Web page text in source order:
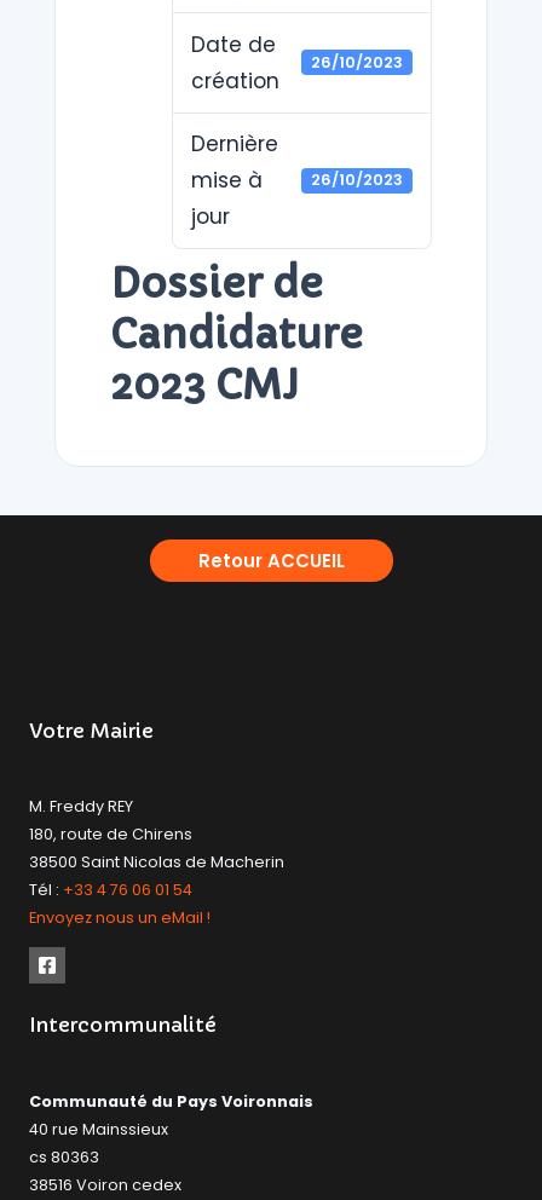
Date de
création
26/10/2023
Dernière
mise à
jour
26/10/2023
Dossier de
Candidature
2023 CMJ
Retour ACCUEIL
Votre Mairie
M. Freddy REY
180, route de Chirens
38500 Saint Nicolas de Macherin
Tél : +33 4 76 06 01 54
Envoyez nous un eMail !
Intercommunalité
Communauté du Pays Voironnais
40 rue Mainssieux
cs 80363
38516 Voiron cedex